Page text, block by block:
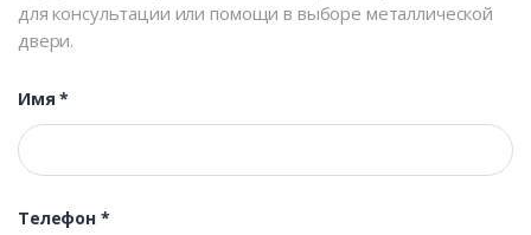
для консультации или помощи в выборе металлической
двери.
Имя*
Телефон *